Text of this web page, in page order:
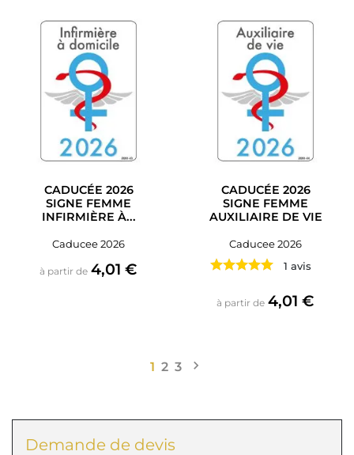
CADUCÉE 2026
SIGNE FEMME
INFIRMIÈRE À...
Caducee 2026
à partir de Prix
4,01 €
CADUCÉE 2026
SIGNE FEMME
AUXILIAIRE DE VIE
Caducee 2026
1 avis
à partir de Prix
4,01 €
1 2 3 Suivant

Demande de devis